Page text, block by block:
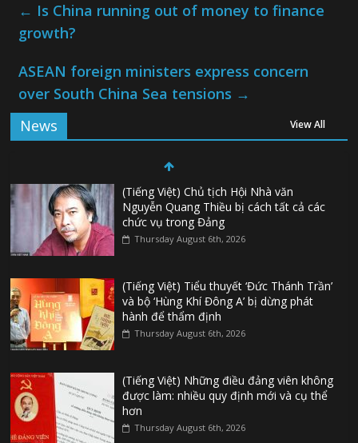
← Is China running out of money to finance
growth?
ASEAN foreign ministers express concern
over South China Sea tensions →
News
View All
(Tiếng Việt) Chủ tịch Hội Nhà văn
Nguyễn Quang Thiều bị cách tất cả các
chức vụ trong Đảng
Thursday August 6th, 2026
(Tiếng Việt) Tiểu thuyết ‘Đức Thánh Trần’
và bộ ‘Hùng Khí Đông A’ bị dừng phát
hành để thẩm định
Thursday August 6th, 2026
(Tiếng Việt) Những điều đảng viên không
được làm: nhiều quy định mới và cụ thể
hơn
Thursday August 6th, 2026